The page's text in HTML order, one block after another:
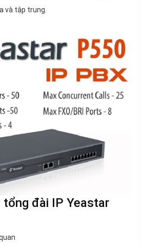
và tập trung.
tổng đài IP Yeastar